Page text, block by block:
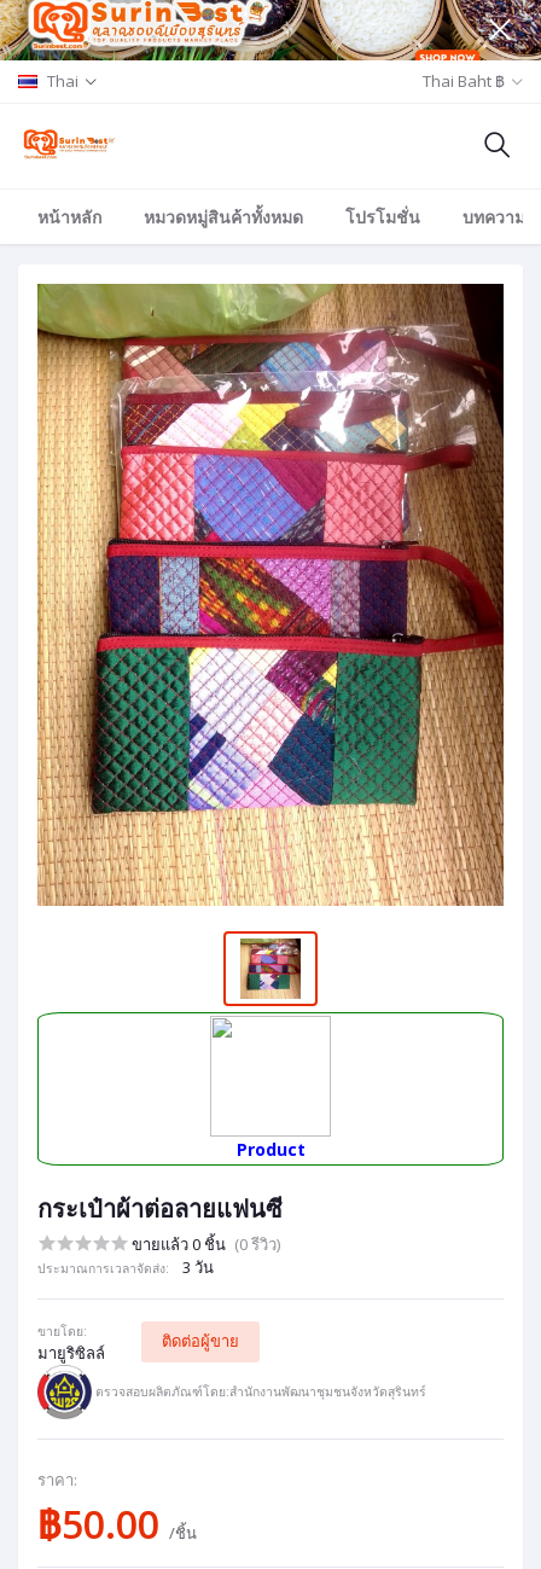
Thai Thai Baht ฿
หน้าหลัก หมวดหมู่สินค้าทั้งหมด โปรโมชั่น บทความ/
Product
กระเป๋าผ้าต่อลายแฟนซี
ขายแล้ว 0 ชิ้น (0 รีวิว)
ประมาณการเวลาจัดส่ง: 3 วัน
ขายโดย:
มายูริซิลล์
ติดต่อผู้ขาย
ตรวจสอบผลิตภัณฑ์โดย:สำนักงานพัฒนาชุมชนจังหวัดสุรินทร์
ราคา:
฿50.00 /ชิ้น